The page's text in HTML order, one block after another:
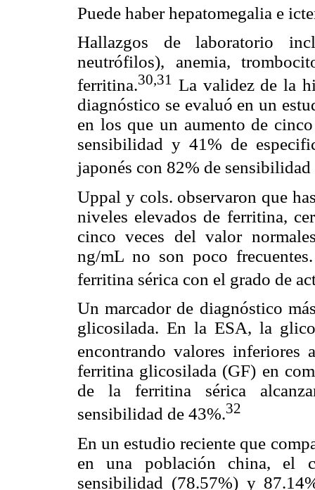
Puede haber hepatomegalia e
Hallazgos de laboratorio
neutrófilos), anemia,
ferritina.30,31 La validez de la
diagnóstico se evaluó en un
en los que un aumento de
sensibilidad y 41% de
japonés con 82% de
Uppal y cols. observaron que
niveles elevados de ferritina,
cinco veces del valor
ng/mL no son poco
ferritina sérica con el grado de
Un marcador de diagnóstico
glicosilada. En la ESA, la
encontrando valores inferiores
ferritina glicosilada (GF) en
de la ferritina sérica
sensibilidad de 43%.32
En un estudio reciente que
en una población china, el
sensibilidad (78.57%) y